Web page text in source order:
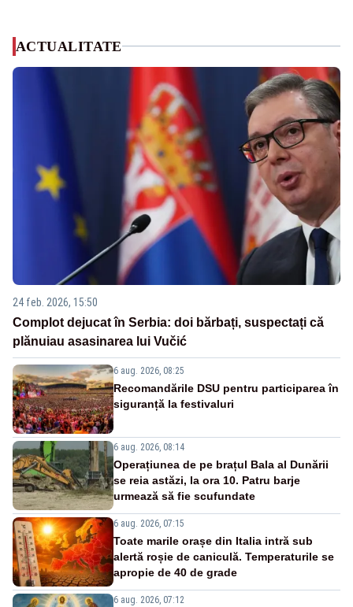
ACTUALITATE
24 feb. 2026, 15:50
Complot dejucat în Serbia: doi bărbați, suspectați că
plănuiau asasinarea lui Vučić
6 aug. 2026, 08:25
Recomandările DSU pentru participarea în
siguranță la festivaluri
6 aug. 2026, 08:14
Operațiunea de pe brațul Bala al Dunării
se reia astăzi, la ora 10. Patru barje
urmează să fie scufundate
6 aug. 2026, 07:15
Toate marile orașe din Italia intră sub
alertă roșie de caniculă. Temperaturile se
apropie de 40 de grade
6 aug. 2026, 07:12